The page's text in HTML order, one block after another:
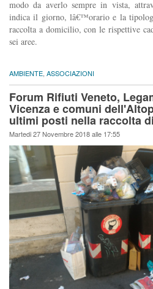
modo da averlo sempre in vista,
indica il giorno, lâ€™orario e la
raccolta a domicilio, con le rispettive
sei aree.
AMBIENTE ASSOCIAZIONI
Forum Rifiuti Veneto,
Vicenza e comuni
ultimi posti nella raccolta
Martedi 27 Novembre 2018 alle 17:55